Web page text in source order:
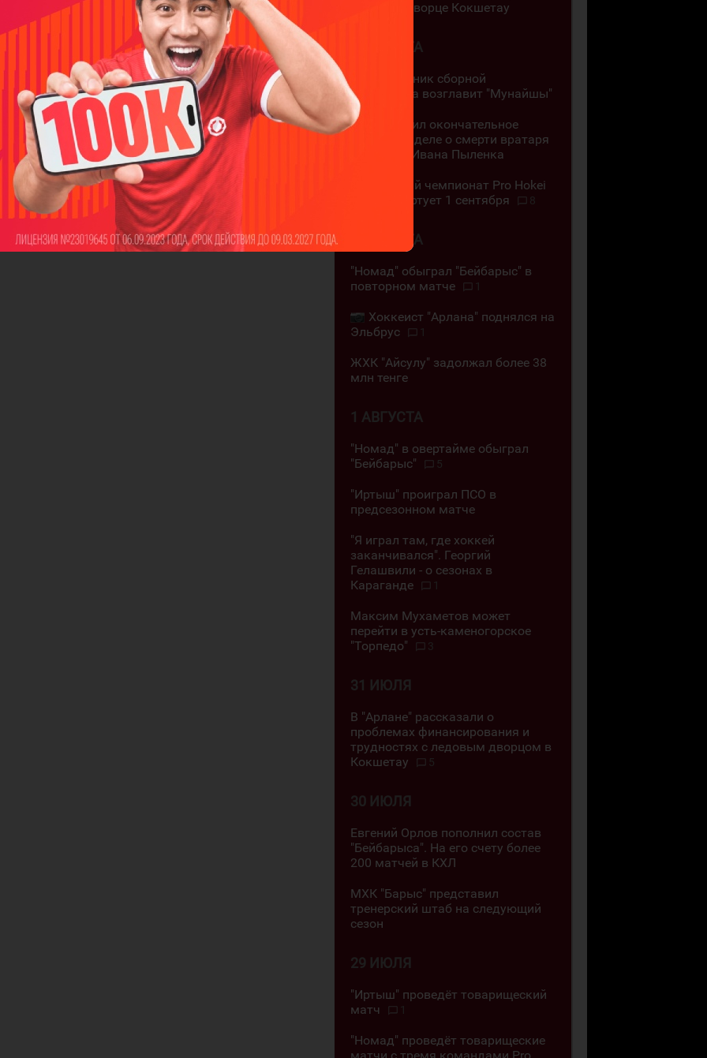
ледовом дворце Кокшетау
3 АВГУСТА
Экс-защитник сборной
Казахстана возглавит "Мунайшы"
Суд объявил окончательное
решение в деле о смерти вратаря
"Торпедо" Ивана Пыленка
Регулярный чемпионат Pro Hokei
Ligasy стартует 1 сентября
8
2 АВГУСТА
"Номад" обыграл "Бейбарыс" в
повторном матче
1
Хоккеист "Арлана" поднялся на
Эльбрус
1
ЖХК "Айсулу" задолжал более 38
млн тенге
1 АВГУСТА
"Номад" в овертайме обыграл
"Бейбарыс"
5
"Иртыш" проиграл ПСО в
предсезонном матче
"Я играл там, где хоккей
заканчивался". Георгий
Гелашвили - о сезонах в
Караганде
1
Максим Мухаметов может
перейти в усть-каменогорское
"Торпедо"
3
31 ИЮЛЯ
В "Арлане" рассказали о
проблемах финансирования и
трудностях с ледовым дворцом в
Кокшетау
5
30 ИЮЛЯ
Евгений Орлов пополнил состав
"Бейбарыса". На его счету более
200 матчей в КХЛ
МХК "Барыс" представил
тренерский штаб на следующий
сезон
29 ИЮЛЯ
"Иртыш" проведёт товарищеский
матч
1
"Номад" проведёт товарищеские